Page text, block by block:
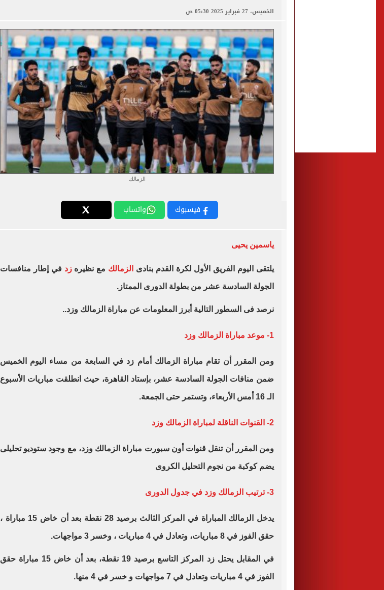
إخلاء سبيل سائق أوبر وفتاة واقعة التحرش المزيفة بكفالة مالية
الخميس، 27 فبراير 2025 05:30 ص
الزمالك
فيسبوك واتساب
ياسمين يحيى
يلتقى اليوم الفريق الأول لكرة القدم بنادى الزمالك مع نظيرهزد في إطار منافسات
الجولة السادسة عشر من بطولة الدورى الممتاز.
نرصد فى السطور التالية أبرز المعلومات عن مباراة الزمالك وزد..
1- موعد مباراة الزمالك وزد
ومن المقرر أن تقام مباراة الزمالك أمام زد في السابعة من مساء اليوم الخميس
ضمن منافات الجولة السادسة عشر، بإستاد القاهرة، حيث انطلقت مباريات الأسبوع
الـ 16 أمس الأربعاء، وتستمر حتى الجمعة.
2- القنوات الناقلة لمباراة الزمالك وزد
ومن المقرر أن تنقل قنوات أون سبورت مباراة الزمالك وزد، مع وجود ستوديو تحليلى
يضم كوكبة من نجوم التحليل الكروى
3- ترتيب الزمالك وزد في جدول الدورى
يدخل الزمالك المباراة في المركز الثالث برصيد 28 نقطة بعد أن خاض 15 مباراة ،
حقق الفوز في 8 مباريات، وتعادل في 4 مباريات ، وخسر 3 مواجهات.
في المقابل يحتل زد المركز التاسع برصيد 19 نقطة، بعد أن خاض 15 مباراة حقق
الفوز في 4 مباريات وتعادل في 7 مواجهات و خسر في 4 منها.